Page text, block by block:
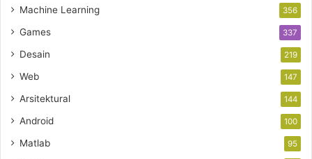
Machine Learning 356
Games 337
Desain 219
Web 147
Arsitektural 144
Android 100
Matlab 95